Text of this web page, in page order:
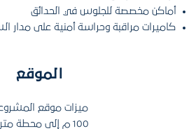
أماكن مخصصة للجلوس في الحدائق
كاميرات مراقبة وحراسة أمنية على مدار
الموقع
ميزات موقع
100 م إلى محطة مترو الأنفاق.